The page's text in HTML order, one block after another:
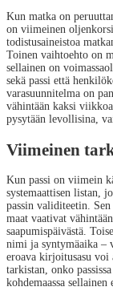
Kun matka on
on viimeinen
todistusaineistoa
Toinen vaihtoehto on
sellainen on
sekä passi että
varasuunnitelma on
vähintään kaksi
pysytään levollisina,
Viimeinen
Kun passi on viimein
systemaattisen listan,
passin validiteetin.
maat vaativat
saapumispäivästä.
nimi ja syntymäaika –
eroava kirjoitusasu voi
tarkistan, onko
kohdemaassa sellainen